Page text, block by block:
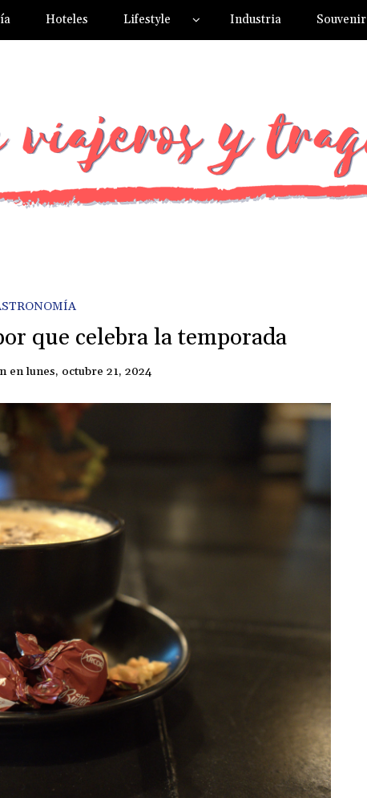
Hoteles Lifestyle Industria Souvenir
que celebra la temporada
enlunes, octubre 21, 2024